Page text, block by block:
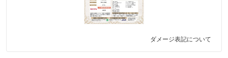
ダメージ表記について